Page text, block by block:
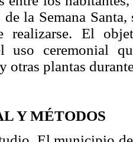
de la Semana
realizarse. El
uso ceremonial
y otras plantas
Y MÉTODOS